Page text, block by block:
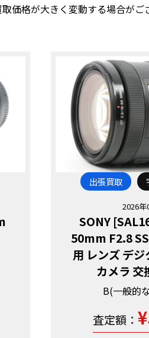
価格が大きく変動する場合がご
出張買取
2026年
SONY
50mm F2.8
用 レンズ デ
カメラ 交
B(一般的
査定額：